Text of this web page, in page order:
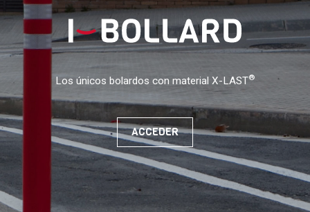
Los únicos bolardos con material X-LAST®
ACCEDER